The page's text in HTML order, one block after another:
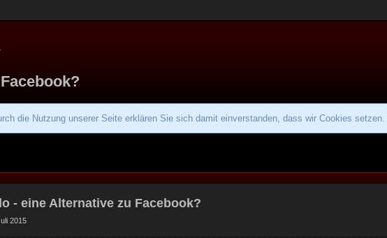
die Nutzung unserer Seite erklären Sie sich damit einverstanden, dass wir Cookies setzen.
- eine Alternative zu Facebook?
2015